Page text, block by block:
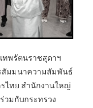
ทพรัตนราชสุดาฯ
สัมมนาความสัมพันธ์
ไทย สำนักงานใหญ่
วมกับกระทรวง